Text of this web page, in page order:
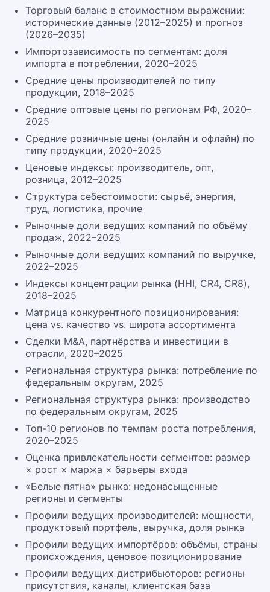
Торговый баланс в стоимостном выражении:
исторические данные (2012–2025) и прогноз
(2026–2035)
Импортозависимость по сегментам: доля
импорта в потреблении, 2020–2025
Средние цены производителей по типу
продукции, 2018–2025
Средние оптовые цены по регионам РФ, 2020–
2025
Средние розничные цены (онлайн и офлайн) по
типу продукции, 2020–2025
Ценовые индексы: производитель, опт,
розница, 2012–2025
Структура себестоимости: сырьё, энергия,
труд, логистика, прочие
Рыночные доли ведущих компаний по объёму
продаж, 2022–2025
Рыночные доли ведущих компаний по выручке,
2022–2025
Индексы концентрации рынка (HHI, CR4, CR8),
2018–2025
Матрица конкурентного позиционирования:
цена vs. качество vs. широта ассортимента
Сделки M&A, партнёрства и инвестиции в
отрасли, 2020–2025
Региональная структура рынка: потребление по
федеральным округам, 2025
Региональная структура рынка: производство
по федеральным округам, 2025
Топ-10 регионов по темпам роста потребления,
2020–2025
Оценка привлекательности сегментов: размер
× рост × маржа × барьеры входа
«Белые пятна» рынка: недонасыщенные
регионы и сегменты
Профили ведущих производителей: мощности,
продуктовый портфель, выручка, доля рынка
Профили ведущих импортёров: объёмы, страны
происхождения, ценовое позиционирование
Профили ведущих дистрибьюторов: регионы
присутствия, каналы, клиентская база